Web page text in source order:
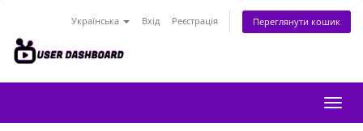
Українська Вхід Реєстрація Переглянути кошик